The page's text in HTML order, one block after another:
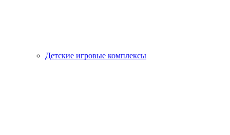
Детские игровые комплексы